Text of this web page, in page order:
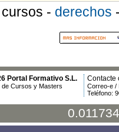
- derechos
Portal Formativo S.L.
de Cursos y Masters
Contacte
Correo-e /
Teléfono: